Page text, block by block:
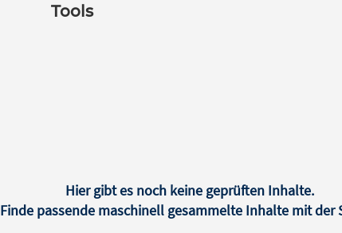
Tools
Hier gibt es noch keine geprüften Inhalte.
Finde passende maschinell gesammelte Inhalte mit der